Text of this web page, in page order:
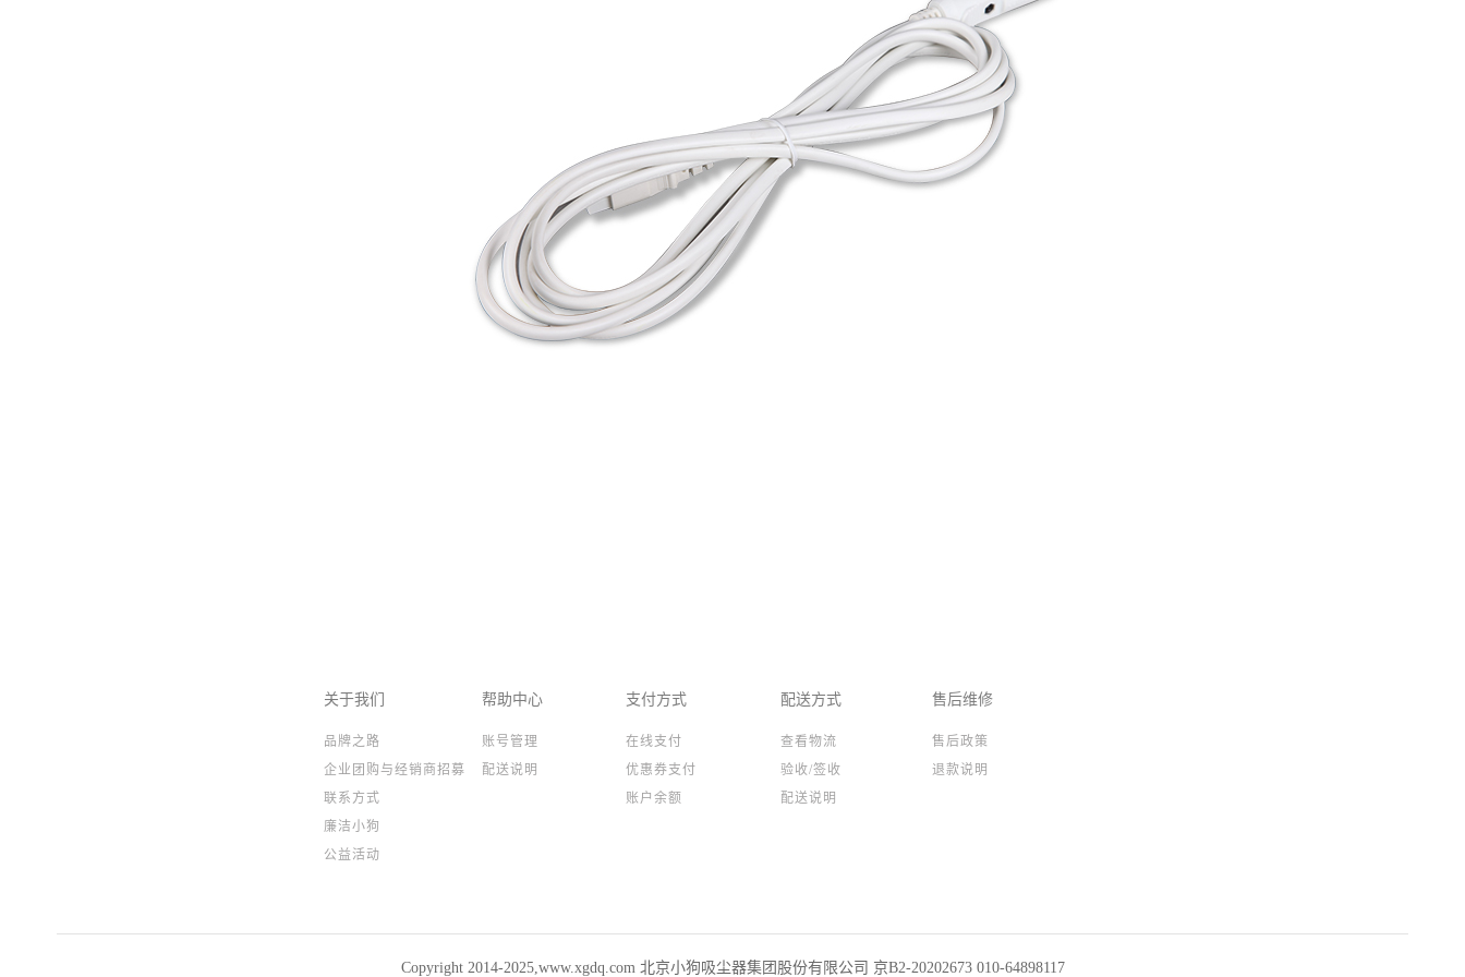
关于我们
品牌之路
企业团购与经销商招募
联系方式
廉洁小狗
公益活动
帮助中心
账号管理
配送说明
支付方式
在线支付
优惠券支付
账户余额
配送方式
查看物流
验收/签收
配送说明
售后维修
售后政策
退款说明
Copyright 2014-2025,www.xgdq.com 北京小狗吸尘器集团股份有限公司 京B2-20202673 010-64898117